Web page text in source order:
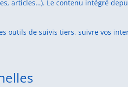
articles…). Le contenu intégré
outils de suivis tiers, suivre vos